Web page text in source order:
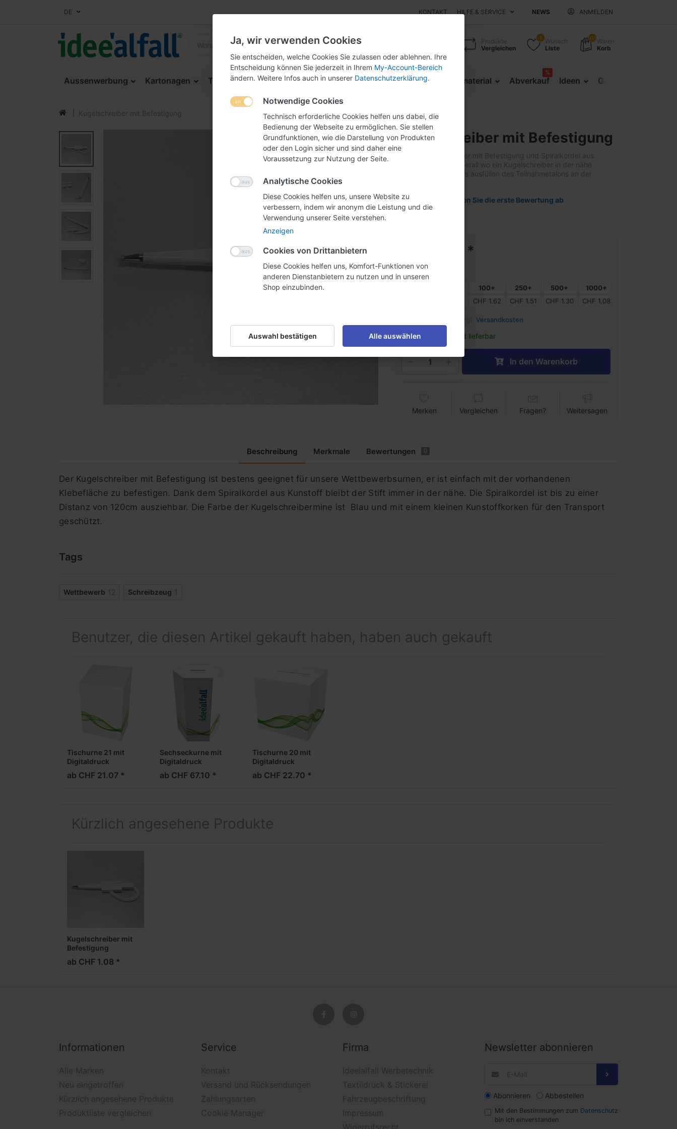
DE KONTAKT HILFE & SERVICE NEWS ANMELDEN
Produkte
Vergleichen
5
Wunsch
Liste
251
Waren
Korb
Aussenwerbung Kartonagen Thekensteller Wettbewerbsurnen POS-Display Messematerial Abverkauf
%
Ideen
Kugelschreiber mit Befestigung
Kugelschreiber mit Befestigung
Weisser Kugelschreiber mit Befestigung und Spiralkordel aus
Kunstoff, geeignet überall wo ein Kugelschreiber in der nähe
benötigt wird. z.B. das ausfüllen des Teilnahmetalons an der
Geben Sie die erste Bewertung ab
CHF 2.16 *
Staffelpreise
100+ 250+ 500+
1000+
CHF 1.62 CHF 1.51 CHF 1.30 CHF 1.08
Versandkosten
Lieferzeit: sofort lieferbar
In den Warenkorb
Merken Vergleichen Fragen? Weitersagen
Beschreibung Merkmale Bewertungen 0
Der Kugelschreiber mit Befestigung ist bestens geeignet für unsere Wettbewerbsurnen, er ist einfach mit der vorhandenen
Klebefläche zu befestigen. Dank dem Spiralkordel aus Kunstoff bleibt der Stift immer in der nähe. Die Spiralkordel ist bis zu einer
Distanz von 120cm ausziehbar. Die Farbe der Kugelschreibermine ist Blau und mit einem kleinen Kunstoffkorken für den Transport
geschützt.
Tags
Wettbewerb 12 Schreibzeug 1
Benutzer, die diesen Artikel gekauft haben, haben auch gekauft
Tischurne 21 mit
Digitaldruck
ab CHF 21.07 *
Sechseckurne mit
Digitaldruck
ab CHF 67.10 *
Tischurne 20 mit
Digitaldruck
ab CHF 22.70 *
Kürzlich angesehene Produkte
Kugelschreiber mit
Befestigung
ab CHF 1.08 *
Informationen
Alle Marken
Neu eingetroffen
Kürzlich angesehene Produkte
Produktliste vergleichen
Service
Kontakt
Versand und Rücksendungen
Zahlungsarten
Cookie Manager
Firma
Ideelalfall Werbetechnik
Textildruck & Stickerei
Fahrzeugbeschriftung
Impressum
Newsletter abonnieren
Abonnieren Abbestellen
Mit den Bestimmungen zum Datenschutz
bin ich einverstanden
Ja, wir verwenden Cookies
Sie entscheiden, welche Cookies Sie zulassen oder ablehnen. Ihre
Entscheidung können Sie jederzeit in Ihrem My-Account-Bereich
ändern. Weitere Infos auch in unserer Datenschutzerklärung.
Notwendige Cookies
Technisch erforderliche Cookies helfen uns dabei, die
Bedienung der Webseite zu ermöglichen. Sie stellen
Grundfunktionen, wie die Darstellung von Produkten
oder den Login sicher und sind daher eine
Voraussetzung zur Nutzung der Seite.
Analytische Cookies
Diese Cookies helfen uns, unsere Website zu
verbessern, indem wir anonym die Leistung und die
Verwendung unserer Seite verstehen.
Anzeigen
Cookies von Drittanbietern
Diese Cookies helfen uns, Komfort-Funktionen von
anderen Dienstanbietern zu nutzen und in unseren
Shop einzubinden.
Auswahl bestätigen Alle auswählen